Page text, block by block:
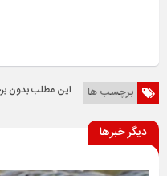
برچسب ها این مطلب بدون
دیگر خبرها